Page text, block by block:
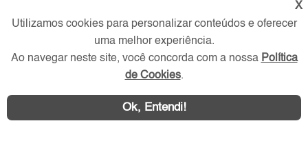
Comprar
Alugar
Imóveis Novos
Imobiliária
O que procura?
Favoritos
X
Utilizamos cookies para personalizar conteúdos e oferecer
uma melhor experiência.
Ao navegar neste site, você concorda com a nossa Política
de Cookies.
Ok, Entendi!